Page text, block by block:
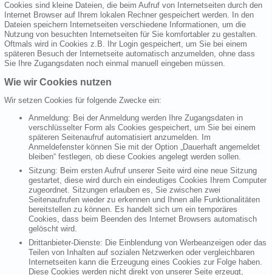
Cookies sind kleine Dateien, die beim Aufruf von Internetseiten durch den
Internet Browser auf Ihrem lokalen Rechner gespeichert werden. In den
Dateien speichern Internetseiten verschiedene Informationen, um die
Nutzung von besuchten Internetseiten für Sie komfortabler zu gestalten.
Oftmals wird in Cookies z.B. Ihr Login gespeichert, um Sie bei einem
späteren Besuch der Internetseite automatisch anzumelden, ohne dass
Sie Ihre Zugangsdaten noch einmal manuell eingeben müssen.
Wie wir Cookies nutzen
Wir setzen Cookies für folgende Zwecke ein:
Anmeldung: Bei der Anmeldung werden Ihre Zugangsdaten in
verschlüsselter Form als Cookies gespeichert, um Sie bei einem
späteren Seitenaufruf automatisiert anzumelden. Im
Anmeldefenster können Sie mit der Option „Dauerhaft angemeldet
bleiben“ festlegen, ob diese Cookies angelegt werden sollen.
Sitzung: Beim ersten Aufruf unserer Seite wird eine neue Sitzung
gestartet, diese wird durch ein eindeutiges Cookies Ihrem Computer
zugeordnet. Sitzungen erlauben es, Sie zwischen zwei
Seitenaufrufen wieder zu erkennen und Ihnen alle Funktionalitäten
bereitstellen zu können. Es handelt sich um ein temporäres
Cookies, dass beim Beenden des Internet Browsers automatisch
gelöscht wird.
Drittanbieter-Dienste: Die Einblendung von Werbeanzeigen oder das
Teilen von Inhalten auf sozialen Netzwerken oder vergleichbaren
Internetseiten kann die Erzeugung eines Cookies zur Folge haben.
Diese Cookies werden nicht direkt von unserer Seite erzeugt,